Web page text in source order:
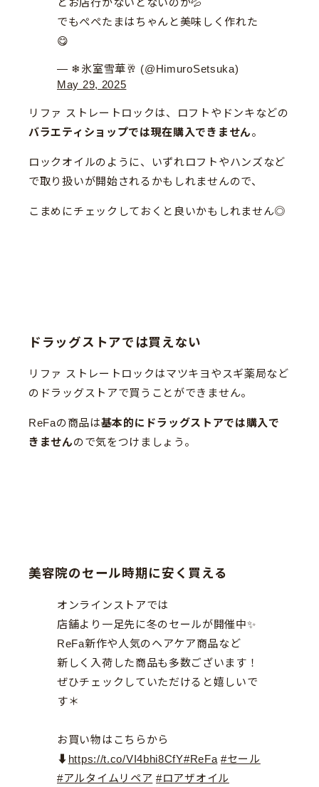
とお店行かないとないのか💦
でもぺぺたまはちゃんと美味しく作れた
😋
— ❄氷室雪華🥂 (@HimuroSetsuka)
May 29, 2025
リファ ストレートロックは、ロフトやドンキなどの
バラエティショップでは現在購入できません。
ロックオイルのように、いずれロフトやハンズなど
で取り扱いが開始されるかもしれませんので、
こまめにチェックしておくと良いかもしれません◎
ドラッグストアでは買えない
リファ ストレートロックはマツキヨやスギ薬局など
のドラッグストアで買うことができません。
ReFaの商品は基本的にドラッグストアでは購入で
きませんので気をつけましょう。
美容院のセール時期に安く買える
オンラインストアでは
店舗より一足先に冬のセールが開催中✨
ReFa新作や人気のヘアケア商品など
新しく入荷した商品も多数ございます！
ぜひチェックしていただけると嬉しいで
す＊
お買い物はこちらから
⬇️ https://t.co/VI4bhi8CfY#ReFa #セール
#アルタイムリペア #ロアザオイル